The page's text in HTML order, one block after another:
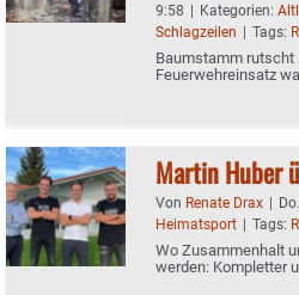
9:58 | Kategorien:
Schlagzeilen | Tags:
Baumstamm rutscht
Feuerwehreinsatz
Martin Huber
Von Renate Drax |
Heimatsport | Tags:
Wo Zusammenhalt
werden: Kompletter